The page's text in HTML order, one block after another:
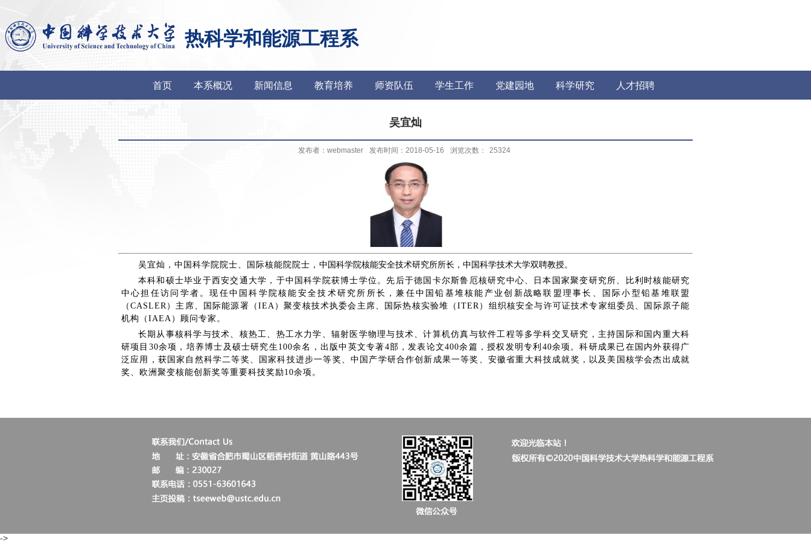
热科学和能源工程系
首页 本系概况 新闻信息 教育培养 师资队伍 学生工作 党建园地 科学研究 人才招聘
吴宜灿
发布者：webmaster 发布时间：2018-05-16 浏览次数： 25324
吴宜灿，中国科学院院士、国际核能院院士， 中国科学院核能安全技术研究所所长，中国科学技术大学双聘教授。
本科和硕士毕业于西安交通大学，于中国科学院获博士学位。先后于德国卡尔斯鲁厄核研究中心、日本国家聚变研究所、比利时核能研究
中心担任访问学者。现任中国科学院核能安全技术研究所所长，兼任中国铅基堆核能产业创新战略联盟理事长、国际小型铅基堆联盟
（CASLER）主席、国际能源署（IEA）聚变核技术执委会主席、国际热核实验堆（ITER）组织核安全与许可证技术专家组委员、国际原子能
机构（IAEA）顾问专家。
长期从事核科学与技术、核热工、热工水力学、辐射医学物理与技术、计算机仿真与软件工程等多学科交叉研究，主持国际和国内重大科
研项目30余项，培养博士及硕士研究生100余名，出版中英文专著4部，发表论文400余篇，授权发明专利40余项。科研成果已在国内外获得广
泛应用，获国家自然科学二等奖、国家科技进步一等奖、中国产学研合作创新成果一等奖、安徽省重大科技成就奖，以及美国核学会杰出成就
奖、欧洲聚变核能创新奖等重要科技奖励10余项。
->